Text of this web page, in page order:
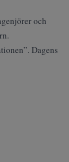
och
Dagens